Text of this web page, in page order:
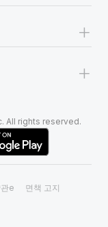
+
+
All rights reserved.
e 면책 고지